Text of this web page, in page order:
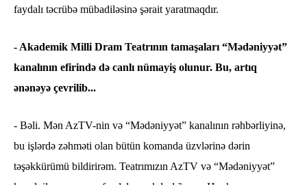
faydalı təcrübə mübadiləsinə şərait yaratmaqdır.
- Akademik Milli Dram Teatrının tamaşaları “Mədəniyyət”
kanalının efirində də canlı nümayiş olunur. Bu, artıq
ənənəyə çevrilib...
- Bəli. Mən AzTV-nin və “Mədəniyyət” kanalının rəhbərliyinə,
bu işlərdə zəhməti olan bütün komanda üzvlərinə dərin
təşəkkürümü bildirirəm. Teatrımızın AzTV və “Mədəniyyət”